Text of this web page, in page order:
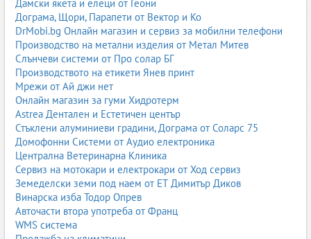
Дамски якета и елеци от Геони
Дограма, Щори, Парапети от Вектор и Ко
DrMobi.bg Онлайн магазин и сервиз за мобилни телефони
Производство на метални изделия от Метал Митев
Слънчеви системи от Про солар БГ
Производството на етикети Янев принт
Мрежи от Ай джи нет
Онлайн магазин за гуми Хидротерм
Astrea Дентален и Естетичен център
Стъклени алуминиеви градини, Дограма от Соларс 75
Домофонни Системи от Аудио електроника
Централна Ветеринарна Клиника
Сервиз на мотокари и електрокари от Ход сервиз
Земеделски земи под наем от ЕТ Димитър Диков
Винарска изба Тодор Опрев
Авточасти втора употреба от Франц
WMS система